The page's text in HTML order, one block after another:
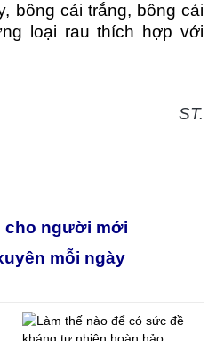
bông cải trắng, bông cải
loại rau thích hợp với
ST.
cho người mới
mỗi ngày